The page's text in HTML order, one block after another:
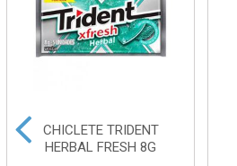
CHICLETE TRIDENT
HERBAL FRESH 8G